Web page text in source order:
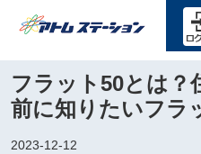
フラット50とは？
前に知りたいフラ
2023-12-12